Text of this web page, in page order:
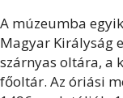
A múzeumba
Magyar Királyság
szárnyas oltára, a
főoltár. Az óriási